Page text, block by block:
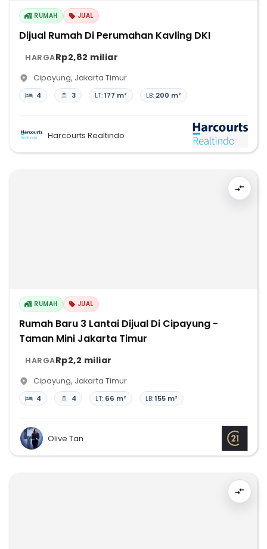
RUMAH JUAL
Dijual Rumah Di Perumahan Kavling DKI
HARGARp2,82 miliar
Cipayung, Jakarta Timur
4 3 LT:177 m² LB: 200 m²
Harcourts Realtindo
RUMAH JUAL
Rumah Baru 3 Lantai Dijual Di Cipayung -
Taman Mini Jakarta Timur
HARGARp2,2 miliar
Cipayung, Jakarta Timur
4 4 LT: 66 m² LB:155 m²
Olive Tan